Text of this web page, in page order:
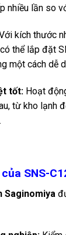
nhiều lần so
kích thước
thể lắp đặt
một cách dễ
tốt:Hoạt
từ kho lạnh
SNS-
Saginomiya